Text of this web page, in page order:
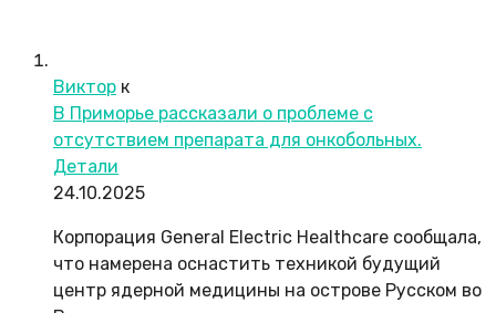
Виктор к
В Приморье рассказали о проблеме с
отсутствием препарата для онкобольных.
Детали
24.10.2025
Корпорация General Electric Healthcare сообщала,
что намерена оснастить техникой будущий
центр ядерной медицины на острове Русском во